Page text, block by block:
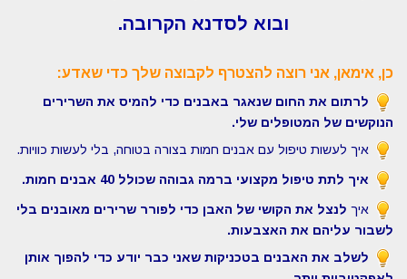
ובוא לסדנא הקרובה.
כן, אימאן, אני רוצה להצטרף לקבוצה שלך כדי שאדע:
לרתום את החום שנאגר באבנים כדי להמיס את השרירים
הנוקשים של המטופלים שלי.
איך לעשות טיפול עם אבנים חמות בצורה בטוחה, בלי לעשות כוויות.
איך לתת טיפול מקצועי ברמה גבוהה שכולל 40 אבנים חמות.
איך לנצל את הקושי של האבן כדי לפורר שרירים מאובנים בלי
לשבור עליהם את האצבעות.
לשלב את האבנים בטכניקות שאני כבר יודע כדי להפוך אותן